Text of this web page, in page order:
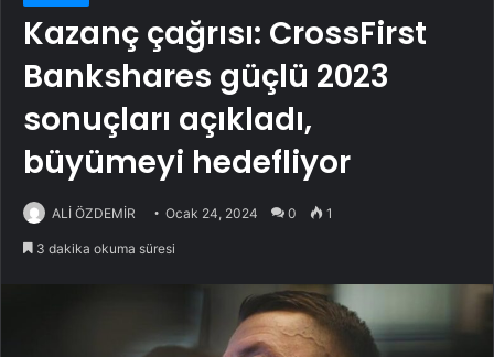
Kazanç çağrısı: CrossFirst
Bankshares güçlü 2023
sonuçları açıkladı,
büyümeyi hedefliyor
ALİ ÖZDEMİR Ocak 24, 2024 0 1
3 dakika okuma süresi